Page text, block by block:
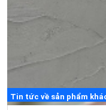
Tin tức về sản phẩm